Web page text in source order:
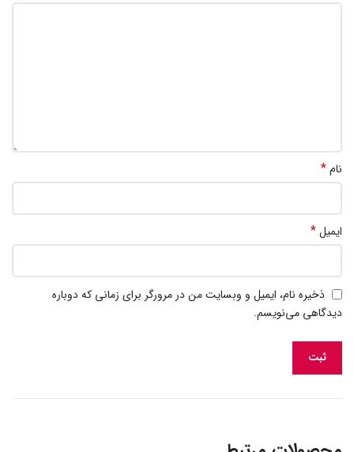
نام*
ایمیل*
ذخیره نام، ایمیل و وبسایت من در مرورگر برای زمانی که دوباره
دیدگاهی می‌نویسم.